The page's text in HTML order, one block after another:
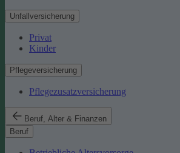
Unfallversicherung
Privat
Kinder
Pflegeversicherung
Pflegezusatzversicherung
Beruf, Alter & Finanzen
Beruf